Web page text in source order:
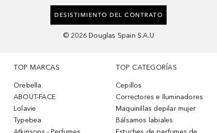
DESISTIMIENTO DEL CONTRATO
© 2026 Douglas Spain S.A.U
TOP MARCAS
Orebella
ABOUT-FACE
Lolavie
Typebea
TOP CATEGORÍAS
Cepillos
Correctores e Iluminadores
Maquinillas depilar mujer
Bálsamos labiales